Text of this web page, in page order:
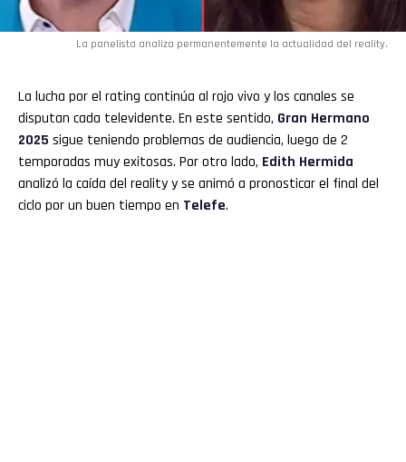
La panelista analiza permanentemente la actualidad del reality.
La lucha por el rating continúa al rojo vivo y los canales se
disputan cada televidente. En este sentido, Gran Hermano
2025 sigue teniendo problemas de audiencia, luego de 2
temporadas muy exitosas. Por otro lado, Edith Hermida
analizó la caída del reality y se animó a pronosticar el final del
ciclo por un buen tiempo en Telefe.